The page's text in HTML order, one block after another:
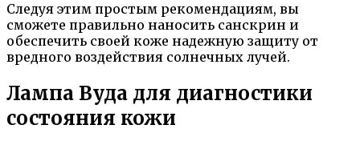
Следуя этим простым рекомендациям, вы
сможете правильно наносить санскрин и
обеспечить своей коже надежную защиту от
вредного воздействия солнечных лучей.
Лампа Вуда для диагностики
состояния кожи